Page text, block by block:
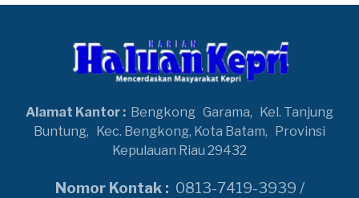
Alamat Kantor : Bengkong Garama,
Kel. Tanjung
Buntung,
Kec. Bengkong, Kota Batam,
Provinsi
Kepulauan Riau 29432
Nomor Kontak : 0813-7419-3939 /